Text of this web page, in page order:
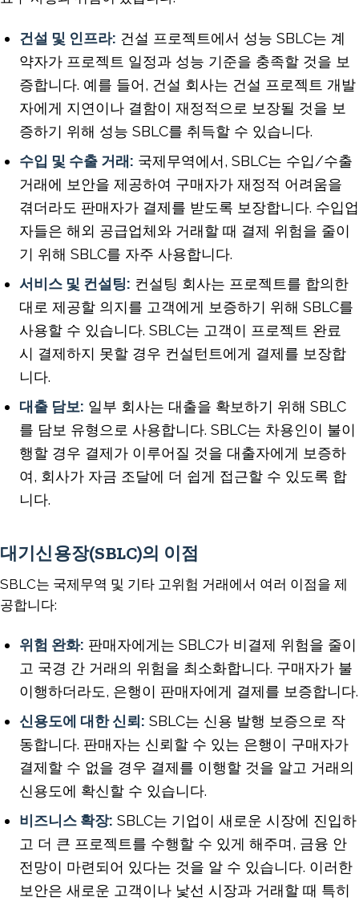
건설 및 인프라: 건설 프로젝트에서 성능 SBLC는 계
약자가 프로젝트 일정과 성능 기준을 충족할 것을 보
증합니다. 예를 들어, 건설 회사는 건설 프로젝트 개발
자에게 지연이나 결함이 재정적으로 보장될 것을 보
증하기 위해 성능 SBLC를 취득할 수 있습니다.
수입 및 수출 거래: 국제무역에서, SBLC는 수입/수출
거래에 보안을 제공하여 구매자가 재정적 어려움을
겪더라도 판매자가 결제를 받도록 보장합니다. 수입업
자들은 해외 공급업체와 거래할 때 결제 위험을 줄이
기 위해 SBLC를 자주 사용합니다.
서비스 및 컨설팅: 컨설팅 회사는 프로젝트를 합의한
대로 제공할 의지를 고객에게 보증하기 위해 SBLC를
사용할 수 있습니다. SBLC는 고객이 프로젝트 완료
시 결제하지 못할 경우 컨설턴트에게 결제를 보장합
니다.
대출 담보: 일부 회사는 대출을 확보하기 위해 SBLC
를 담보 유형으로 사용합니다. SBLC는 차용인이 불이
행할 경우 결제가 이루어질 것을 대출자에게 보증하
여, 회사가 자금 조달에 더 쉽게 접근할 수 있도록 합
니다.
대기신용장(SBLC)의 이점
SBLC는 국제무역 및 기타 고위험 거래에서 여러 이점을 제
공합니다:
위험 완화: 판매자에게는 SBLC가 비결제 위험을 줄이
고 국경 간 거래의 위험을 최소화합니다. 구매자가 불
이행하더라도, 은행이 판매자에게 결제를 보증합니다.
신용도에 대한 신뢰: SBLC는 신용 발행 보증으로 작
동합니다. 판매자는 신뢰할 수 있는 은행이 구매자가
결제할 수 없을 경우 결제를 이행할 것을 알고 거래의
신용도에 확신할 수 있습니다.
비즈니스 확장: SBLC는 기업이 새로운 시장에 진입하
고 더 큰 프로젝트를 수행할 수 있게 해주며, 금융 안
전망이 마련되어 있다는 것을 알 수 있습니다. 이러한
보안은 새로운 고객이나 낯선 시장과 거래할 때 특히